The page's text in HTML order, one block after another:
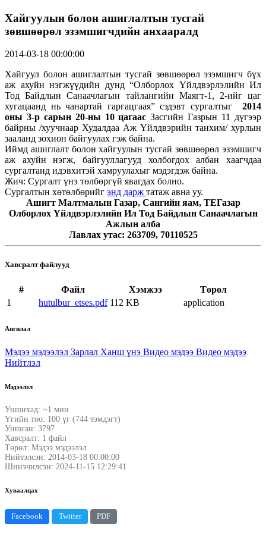
Хайгуулын болон ашиглалтын тусгай
зөвшөөрөл эзэмшигчдийн анхааралд
2014-03-18 00:00:00
Хайгуул болон ашиглалтын тусгай зөвшөөрөл эзэмшигч бүх
аж ахуйн нэгжүүдийн дунд “Олборлох Үйлдвэрлэлийн Ил
Тод Байдлын Санаачлагын тайлангийн Маягт-1, 2-ийг цаг
хугацаанд нь чанартай гаргацгаая” сэдэвт сургалтыг 2014
оны 3-р сарын 20-ны 10 цагаас Засгийн Газрын 11 дүгээр
байрны /хуучнаар Худалдаа Аж Үйлдвэрийн танхим/ хурлын
зааланд зохион байгуулах гэж байна.
Иймд ашиглалт болон хайгуулын тусгай зөвшөөрөл эзэмшигч
аж ахуйн нэгж, байгууллагууд холбогдох албан хаагчдаа
сургалтанд идэвхитэй хамруулахыг мэдэгдэж байна.
Жич: Сургалт үнэ төлбөргүй явагдах болно.
Сургалтын хөтөлбөрийг энд дарж татаж авна уу.
Ашигт Малтмалын Газар, Сангийн яам, ТЕГазар
Олборлох Үйлдвэрлэлийн Ил Тод Байдлын Санаачлагын
Ажлын алба
Лавлах утас: 263709, 70110525
Хавсралт файлууд
# Файл Хэмжээ
Төрөл
1
hutulbur_etses.pdf 112 KB application
Ангилал
Мэдээ мэдээлэл Зарлал Ханш үнэ Видео мэдээ Видео мэдээ
Нийтлэл
Мэдээлэл
Уншихад: ~1 мин
Үгийн тоо: 100 үг (744 тэмдэгт)
Уншсан: 3797
Хавсралт: 1 файл
Төрөл: Мэдээ мэдээлэл
Нийтэлсэн: 2014-03-18 00:00:00
Шинэчилсэн: 2024-11-15 12:29:41
Хуваалцах
Facebook Twitter PDF